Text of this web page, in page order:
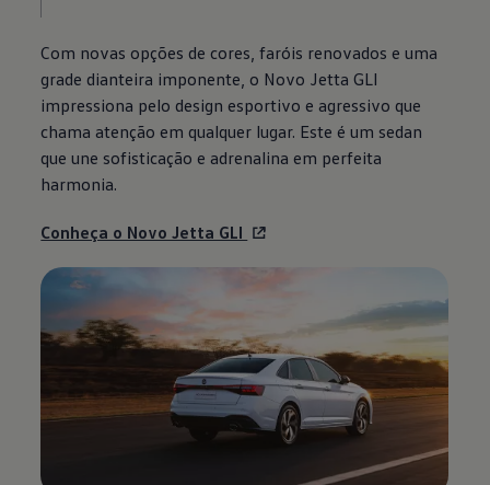
Com novas opções de cores, faróis renovados e uma
grade dianteira imponente, o Novo Jetta GLI
impressiona pelo design esportivo e agressivo que
chama atenção em qualquer lugar. Este é um sedan
que une sofisticação e adrenalina em perfeita
harmonia.
Conheça o Novo Jetta GLI